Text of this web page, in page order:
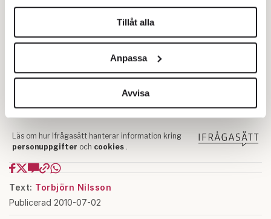
helst från cookie-förklaringen.
Vi använder enhetsidentifierare för att anpassa innehållet
för sociala medier och analysera vår trafik. Vi
vidarebefordrar även sådana identifierare och annan
information från din enhet till de sociala medier och
annons- och analysföretag som vi samarbetar med.
information som du har tillhandahållit eller som de har
samlat in när du har använt deras tjänster.
Om du vill läsa mer om hur vi hanterar personuppgifter
Tillåt alla
Anpassa
Avvisa
Text: Torbjörn Nilsson
Publicerad 2010-07-02